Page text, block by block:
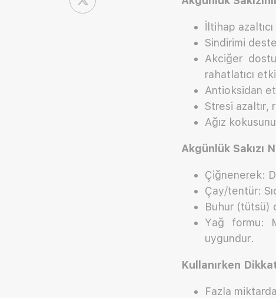
İltihap
Sindirimi
Akciğer
rahatlatıcı
Antioksidan
Stresi azaltır,
Ağız
Akgünlük Sakızı
Çiğnenerek:
Çay/tentür:
Buhur (tütsü)
Yağ formu:
uygundur.
Kullanırken
Fazla